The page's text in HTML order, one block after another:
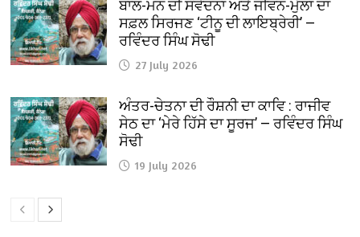
ਬਾਲ-ਮਨ ਦੀ ਸੰਵੇਦਨਾ ਅਤੇ ਜੀਵਨ-ਮੁੱਲਾਂ ਦਾ
ਸਫ਼ਲ ਸਿਰਜਣ ‘ਟੀਨੂ ਦੀ ਲਾਇਬ੍ਰੇਰੀ’ —
ਰਵਿੰਦਰ ਸਿੰਘ ਸੋਢੀ
27 July 2026
ਅੰਤਰ-ਚੇਤਨਾ ਦੀ ਰੌਸ਼ਨੀ ਦਾ ਕਾਵਿ : ਰਾਜੀਵ
ਸੇਠ ਦਾ ‘ਮੇਰੇ ਹਿੱਸੇ ਦਾ ਸੂਰਜ’ — ਰਵਿੰਦਰ ਸਿੰਘ
ਸੋਢੀ
19 July 2026